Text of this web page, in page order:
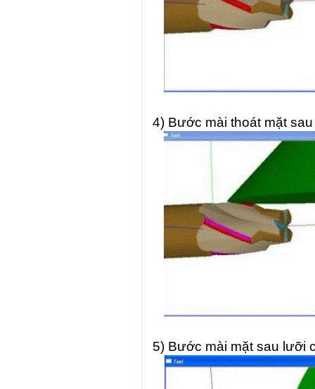
4) Bước mài thoát mặt
5) Bước mài mặt sau lưỡi